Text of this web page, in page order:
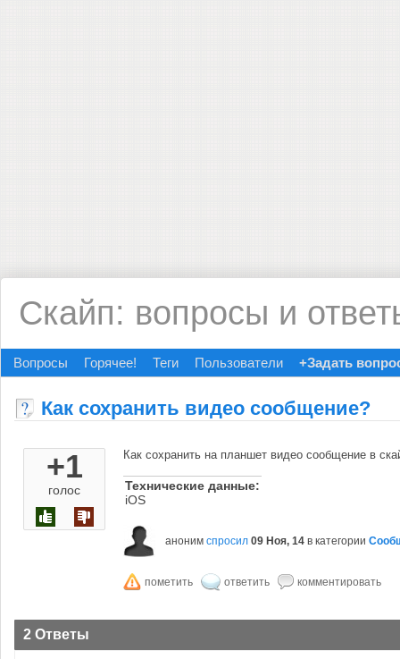
Скайп: вопросы и
Вопросы Горячее! Теги Пользователи +Задать
Как сохранить видео сообщение?
+1
голос
Как сохранить на планшет видео сообщение в
Технические данные:
iOS
аноним спросил 09 Ноя, 14 в категории
2 Ответы